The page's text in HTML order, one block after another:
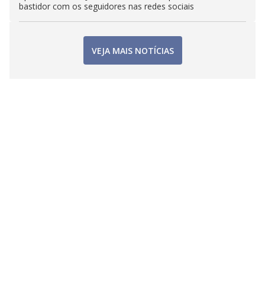
bastidor com os seguidores nas redes sociais
VEJA MAIS NOTÍCIAS